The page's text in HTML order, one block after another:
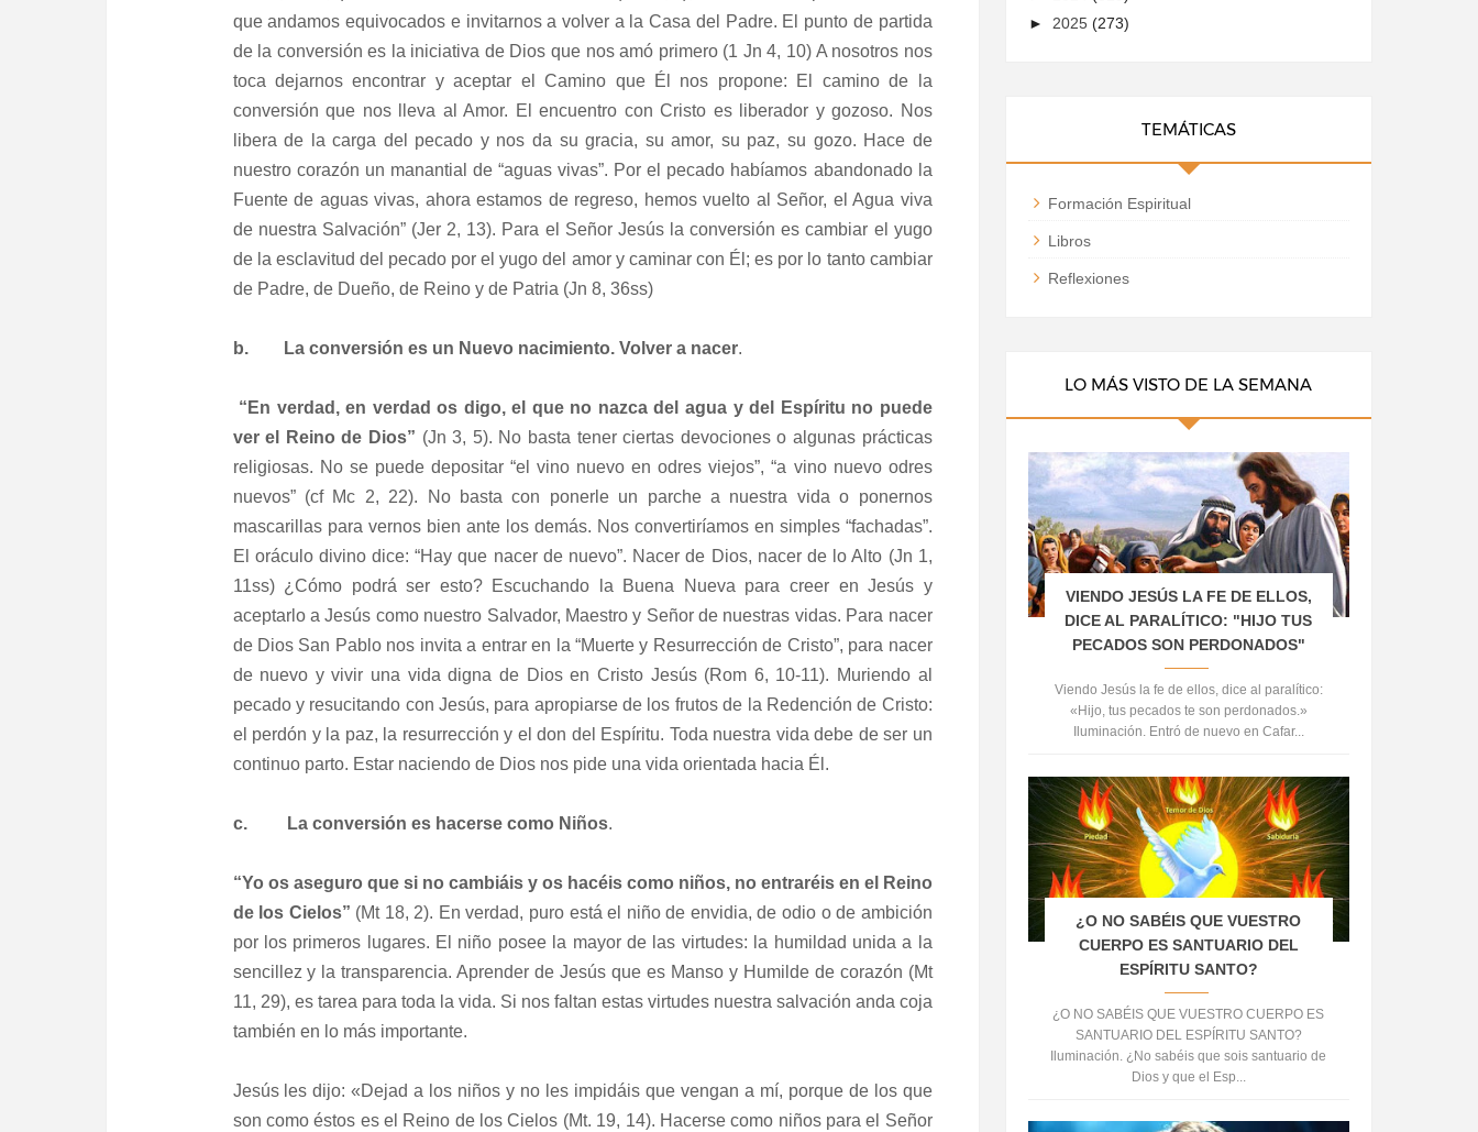
que andamos equivocados e invitarnos a volver a la Casa del Padre. El punto de partida
de la conversión es la iniciativa de Dios que nos amó primero (1 Jn 4, 10) A nosotros nos
toca dejarnos encontrar y aceptar el Camino que Él nos propone: El camino de la
conversión que nos lleva al Amor. El encuentro con Cristo es liberador y gozoso. Nos
libera de la carga del pecado y nos da su gracia, su amor, su paz, su gozo. Hace de
nuestro corazón un manantial de “aguas vivas”. Por el pecado habíamos abandonado la
Fuente de aguas vivas, ahora estamos de regreso, hemos vuelto al Señor, el Agua viva
de nuestra Salvación” (Jer 2, 13). Para el Señor Jesús la conversión es cambiar el yugo
de la esclavitud del pecado por el yugo del amor y caminar con Él; es por lo tanto cambiar
de Padre, de Dueño, de Reino y de Patria (Jn 8, 36ss)
b. La conversión es un Nuevo nacimiento. Volver a nacer.
“En verdad, en verdad os digo, el que no nazca del agua y del Espíritu no puede
ver el Reino de Dios” (Jn 3, 5). No basta tener ciertas devociones o algunas prácticas
religiosas. No se puede depositar “el vino nuevo en odres viejos”, “a vino nuevo odres
nuevos” (cf Mc 2, 22). No basta con ponerle un parche a nuestra vida o ponernos
mascarillas para vernos bien ante los demás. Nos convertiríamos en simples “fachadas”.
El oráculo divino dice: “Hay que nacer de nuevo”. Nacer de Dios, nacer de lo Alto (Jn 1,
11ss) ¿Cómo podrá ser esto? Escuchando la Buena Nueva para creer en Jesús y
aceptarlo a Jesús como nuestro Salvador, Maestro y Señor de nuestras vidas. Para nacer
de Dios San Pablo nos invita a entrar en la “Muerte y Resurrección de Cristo”, para nacer
de nuevo y vivir una vida digna de Dios en Cristo Jesús (Rom 6, 10-11). Muriendo al
pecado y resucitando con Jesús, para apropiarse de los frutos de la Redención de Cristo:
el perdón y la paz, la resurrección y el don del Espíritu. Toda nuestra vida debe de ser un
continuo parto. Estar naciendo de Dios nos pide una vida orientada hacia Él.
c. La conversión es hacerse como Niños.
“Yo os aseguro que si no cambiáis y os hacéis como niños, no entraréis en el Reino
de los Cielos” (Mt 18, 2). En verdad, puro está el niño de envidia, de odio o de ambición
por los primeros lugares. El niño posee la mayor de las virtudes: la humildad unida a la
sencillez y la transparencia. Aprender de Jesús que es Manso y Humilde de corazón (Mt
11, 29), es tarea para toda la vida. Si nos faltan estas virtudes nuestra salvación anda coja
también en lo más importante.
Jesús les dijo: «Dejad a los niños y no les impidáis que vengan a mí, porque de los que
son como éstos es el Reino de los Cielos (Mt. 19, 14). Hacerse como niños para el Señor
► 2025 (273)
TEMÁTICAS
Formación Espiritual
Libros
Reflexiones
LO MÁS VISTO DE LA SEMANA
VIENDO JESÚS LA FE DE ELLOS,
DICE AL PARALÍTICO: "HIJO TUS
PECADOS SON PERDONADOS"
Viendo Jesús la fe de ellos, dice al paralítico:
«Hijo, tus pecados te son perdonados.»
Iluminación. Entró de nuevo en Cafar...
¿O NO SABÉIS QUE VUESTRO
CUERPO ES SANTUARIO DEL
ESPÍRITU SANTO?
¿O NO SABÉIS QUE VUESTRO CUERPO ES
SANTUARIO DEL ESPÍRITU SANTO?
Iluminación. ¿No sabéis que sois santuario de
Dios y que el Esp...